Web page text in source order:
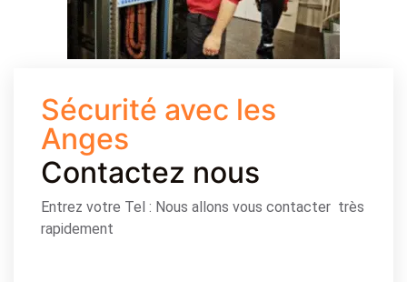
Sécurité avec les
Anges
Contactez nous
Entrez votre Tel : Nous allons vous contacter très
rapidement